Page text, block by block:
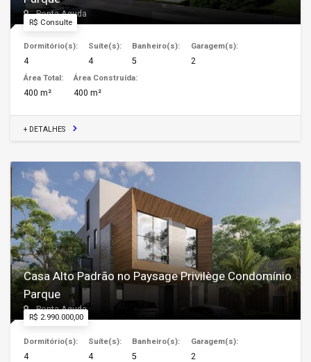
Ponta Aguda
R$ Consulte
Dormitório(s):
4
Suíte(s):
4
Banheiro(s):
5
Garagem(s):
2
Área Total:
400 m²
Área Construída:
400 m²
+ DETALHES
Casa Alto Padrão no Paysage Privilège Condomínio
Parque
Ponta Aguda
R$ 2.990.000,00
Dormitório(s):
4
Suíte(s):
4
Banheiro(s):
5
Garagem(s):
2